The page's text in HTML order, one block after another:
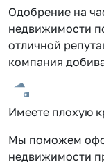
Одобрение на
недвижимости
отличной
компания
Имеете плохую
Мы поможем
недвижимости